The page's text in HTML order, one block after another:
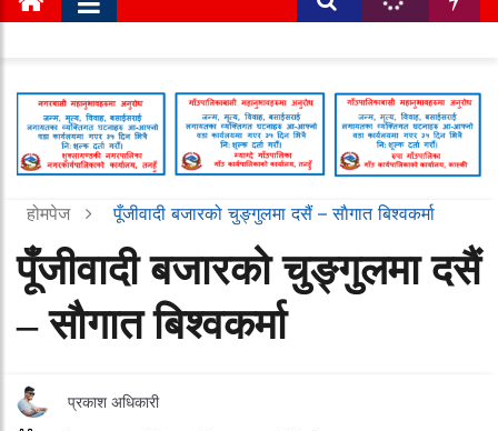
होमपेज पूँजीवादी बजारको चुङ्गुलमा दसैं – साैगात बिश्वकर्मा
पूँजीवादी बजारको चुङ्गुलमा दसैं
– साैगात बिश्वकर्मा
प्रकाश अधिकारी